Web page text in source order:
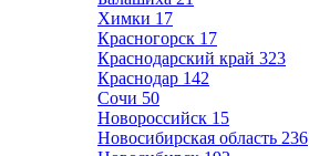
Химки 17
Красногорск 17
Краснодарский край 323
Краснодар 142
Сочи 50
Новороссийск 15
Новосибирская область 236